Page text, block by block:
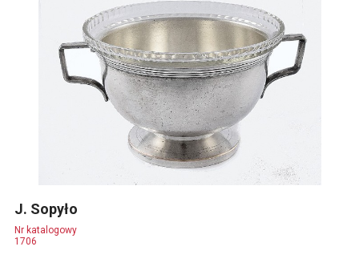
J. Sopyło
Nr katalogowy
1706